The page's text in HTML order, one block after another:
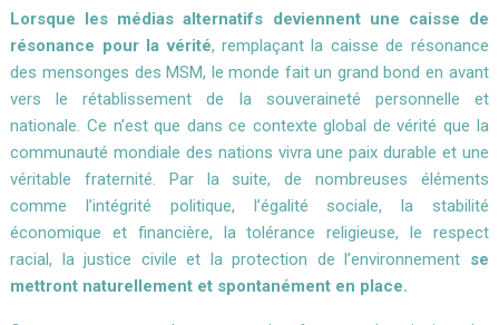
Lorsque les médias alternatifs deviennent une caisse de
résonance pour la vérité, remplaçant la caisse de résonance
des mensonges des MSM, le monde fait un grand bond en avant
vers le rétablissement de la souveraineté personnelle et
nationale.Ce n’est que dans ce contexte global de vérité que la
communauté mondiale des nations vivra une paix durable et une
véritable fraternité. Par la suite, de nombreuses éléments
comme l’intégrité politique, l’égalité sociale, la stabilité
économique et financière, la tolérance religieuse, le respect
racial, la justice civile et la protection de l’environnement se
mettront naturellement et spontanément en place.